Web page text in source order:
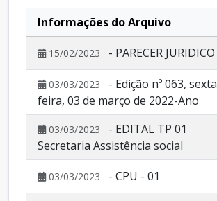
Informações do Arquivo
15/02/2023 - PARECER JURIDICO
03/03/2023
- Edição nº 063, sexta
feira, 03 de março de 2022-Ano
03/03/2023
- EDITAL TP 01
Secretaria Assistência social
03/03/2023 - CPU - 01